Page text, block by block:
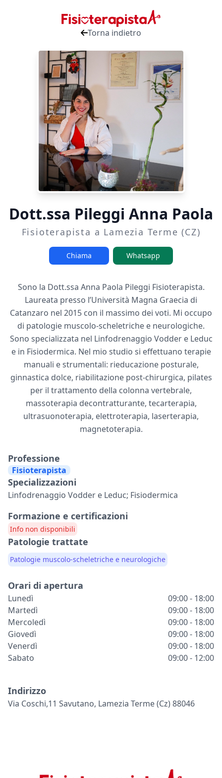
Torna indietro
Dott.ssa Pileggi Anna Paola
Fisioterapista a Lamezia Terme (CZ)
Chiama Whatsapp
Sono la Dott.ssa Anna Paola Pileggi Fisioterapista.
Laureata presso l’Università Magna Graecia di
Catanzaro nel 2015 con il massimo dei voti. Mi occupo
di patologie muscolo-scheletriche e neurologiche.
Sono specializzata nel Linfodrenaggio Vodder e Leduc
e in Fisiodermica. Nel mio studio si effettuano terapie
manuali e strumentali: rieducazione posturale,
ginnastica dolce, riabilitazione post-chirurgica, pilates
per il trattamento della colonna vertebrale,
massoterapia decontratturante, tecarterapia,
ultrasuonoterapia, elettroterapia, laserterapia,
magnetoterapia.
Professione
Fisioterapista
Specializzazioni
Linfodrenaggio Vodder e Leduc; Fisiodermica
Formazione e certificazioni
Info non disponibili
Patologie trattate
Patologie muscolo-scheletriche e neurologiche
Orari di apertura
Lunedì
09:00 - 18:00
Martedì
09:00 - 18:00
Mercoledì
09:00 - 18:00
Giovedì
09:00 - 18:00
Venerdì
09:00 - 18:00
Sabato
09:00 - 12:00
Indirizzo
Via Coschi,11 Savutano, Lamezia Terme (cz) 88046